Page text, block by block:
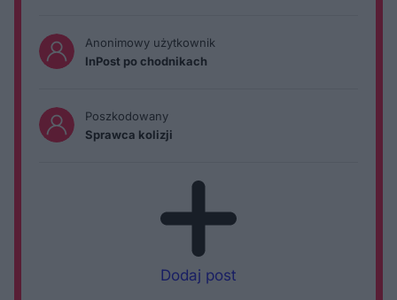
Anonimowy użytkownik
InPost po chodnikach
Poszkodowany
Sprawca kolizji
Dodaj post